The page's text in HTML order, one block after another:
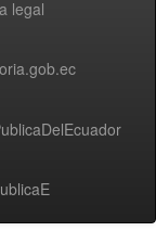
legal